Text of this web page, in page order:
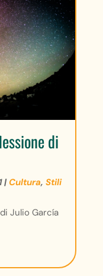
di
| Cultura, Stili
Julio García